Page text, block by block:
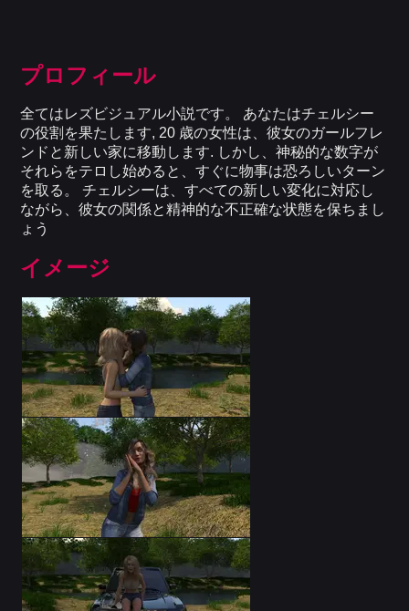
プロフィール
全てはレズビジュアル小説です。 あなたはチェルシー
の役割を果たします, 20 歳の女性は、彼女のガールフレ
ンドと新しい家に移動します. しかし、神秘的な数字が
それらをテロし始めると、すぐに物事は恐ろしいターン
を取る。 チェルシーは、すべての新しい変化に対応し
ながら、彼女の関係と精神的な不正確な状態を保ちまし
ょう
イメージ